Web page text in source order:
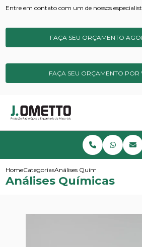
Entre em contato com um de nossos
FAÇA SEU ORÇAMENTO
FAÇA SEU ORÇAMENTO POR
HomeCategoriasAnálises Químicas
Análises Químicas